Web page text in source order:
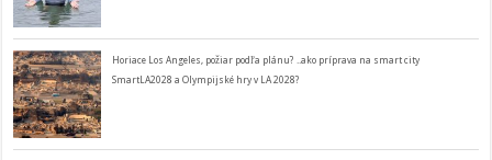
Horiace Los Angeles, požiar podľa plánu? ..ako príprava na smart city
SmartLA2028 a Olympijské hry v LA 2028?